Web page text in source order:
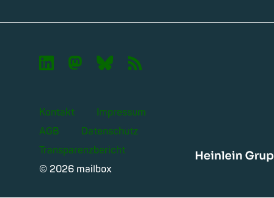
 🦣︎ 🦋︎ 📡︎
Kontakt
Impressum
AGB
Datenschutz
Transparenzbericht
© 2026 mailbox